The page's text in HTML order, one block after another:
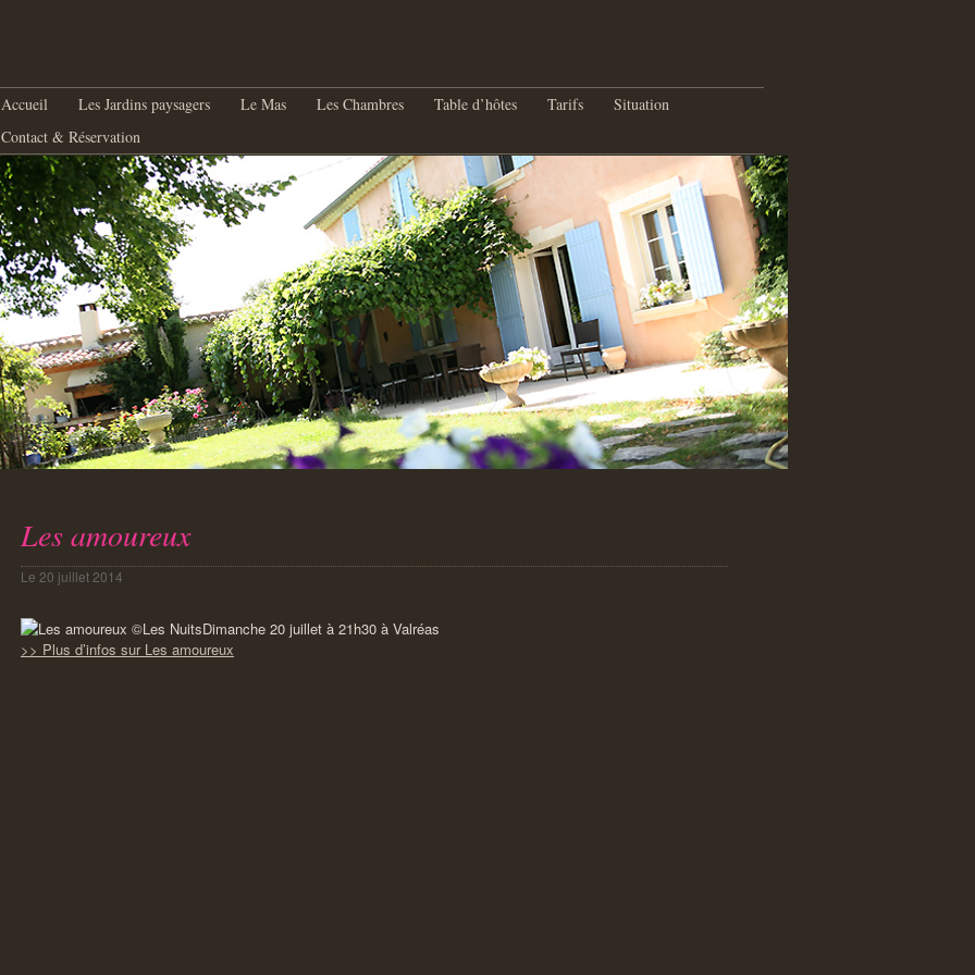
principal
Aller au contenu principal
Aller au contenu secondaire
Accueil Les Jardins paysagers Le Mas Les Chambres Table d’hôtes Tarifs
Situation
Contact & Réservation
Les amoureux
Le 20 juillet 2014
Dimanche 20 juillet à 21h30 à Valréas
>> Plus d’infos sur Les amoureux